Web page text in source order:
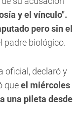
y el vínculo".
pero sin el
padre biológico.
oficial, declaró y
queel miércoles
una pileta desde